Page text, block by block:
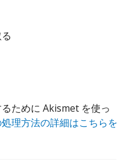
ために Akismet を使っ
理方法の詳細はこちらを